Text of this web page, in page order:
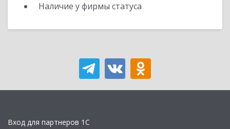
Наличие у фирмы статуса
Вход для партнеров 1С